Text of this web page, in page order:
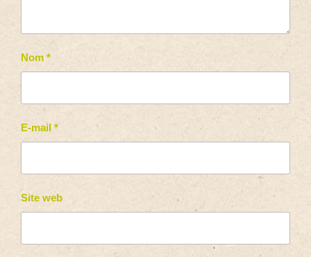
Nom *
E-mail *
Site web